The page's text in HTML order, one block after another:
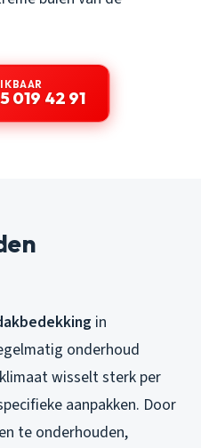
019 42 91
in
onderhoud
wisselt sterk per
aanpakken. Door
te onderhouden,